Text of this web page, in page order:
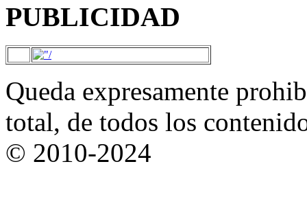
PUBLICIDAD
Queda expresamente
total, de todos los
© 2010-2024